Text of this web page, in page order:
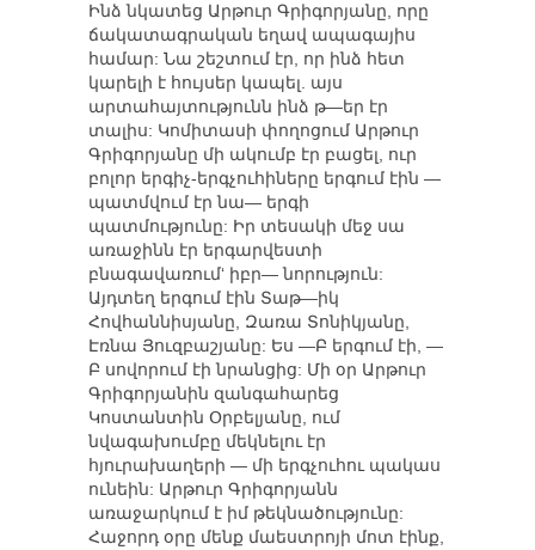
Ինձ նկատեց Արթուր Գրիգորյանը, որը
ճակատագրական եղավ ապագայիս
համար: Նա շեշտում էր, որ ինձ հետ
կարելի է հույսեր կապել. այս
արտահայտությունն ինձ թ—եր էր
տալիս: Կոմիտասի փողոցում Արթուր
Գրիգորյանը մի ակումբ էր բացել, ուր
բոլոր երգիչ-երգչուհիները երգում էին —
պատմվում էր նա— երգի
պատմությունը: Իր տեսակի մեջ սա
առաջինն էր երգարվեստի
բնագավառում‘ իբր— նորություն:
Այդտեղ երգում էին Տաթ—իկ
Հովհաննիսյանը, Զառա Տոնիկյանը,
Էռնա Յուզբաշյանը: Ես —Բ երգում էի, —
Բ սովորում էի նրանցից: Մի օր Արթուր
Գրիգորյանին զանգահարեց
Կոստանտին Օրբելյանը, ում
նվագախումբը մեկնելու էր
հյուրախաղերի — մի երգչուհու պակաս
ունեին: Արթուր Գրիգորյանն
առաջարկում է իմ թեկնածությունը:
Հաջորդ օրը մենք մաեստրոյի մոտ էինք,